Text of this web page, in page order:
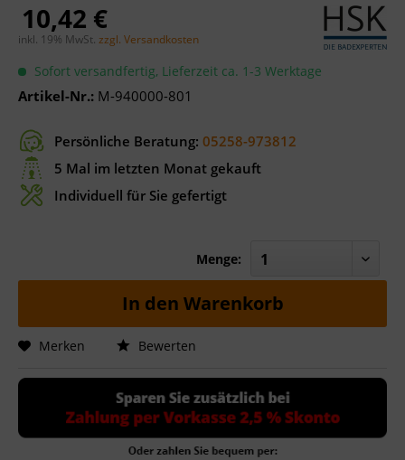
10,42 €
inkl. 19% MwSt. zzgl. Versandkosten
Sofort versandfertig, Lieferzeit ca. 1-3 Werktage
Artikel-Nr.: M-940000-801
Persönliche Beratung: 05258-973812
5 Mal im letzten Monat gekauft
Individuell für Sie gefertigt
Menge:
In den Warenkorb
Merken Bewerten